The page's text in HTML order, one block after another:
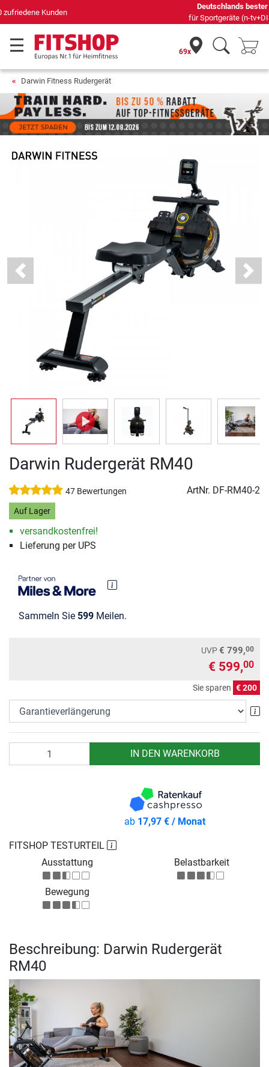
für Sportgeräte (n-tv+DISQ 2016-2024)
69x
Darwin Fitness Rudergerät
Previous Next
Darwin Rudergerät RM40
47 Bewertungen ArtNr. DF-RM40-2
Auf Lager
versandkostenfrei!
Lieferung per UPS
Sammeln Sie 599 Meilen.
UVP€ 799,00
€ 599,00
Sie sparen € 200
IN DEN WARENKORB
FITSHOP TESTURTEIL
Ausstattung
Belastbarkeit
Bewegung
ab 17,97 € / Monat
Beschreibung: Darwin Rudergerät
RM40